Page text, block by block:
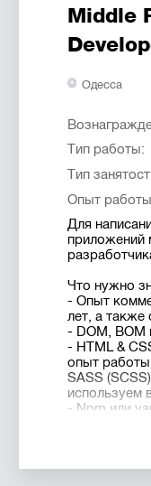
Time/
- Работать с
команды
- График
(20:00)
-
Talks
- Отпуск в
году
- И самое
можно
-
- Поддержка
Плюсы
- Гибкий
сотрудников;
- Свободное
Talks;
- Отпуск в
году и
- И самое
можно
Middle
Одесса
Тип работы:
Тип
Опыт
Для
приложений
Что нужно
- Опыт
лет, а также
- DOM, BOM
- HTML &
опыт
SASS
используем
- Npm или
-
Vue. js